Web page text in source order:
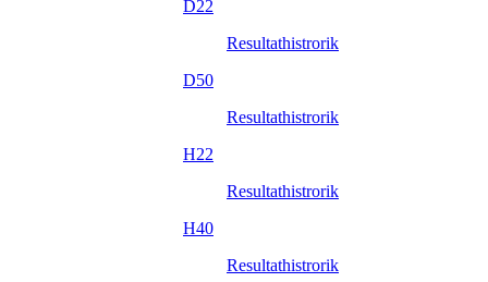
D22
Resultathistrorik
D50
Resultathistrorik
H22
Resultathistrorik
H40
Resultathistrorik